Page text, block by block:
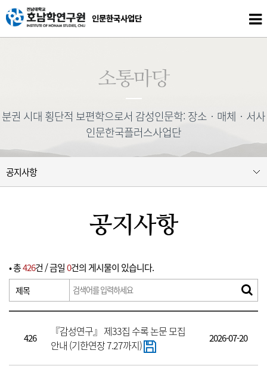
소통마당
분권 시대 횡단적 보편학으로서 감성인문학: 장소‧매체‧서사
인문한국플러스사업단
공지사항
공지사항
• 총426건 / 금일0건의 게시물이 있습니다.
제목
426
『감성연구』 제33집 수록 논문 모집
안내 (기한연장 7.27까지)
2026-07-20